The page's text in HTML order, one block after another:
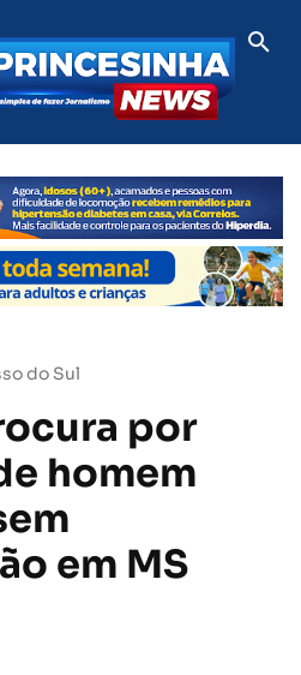
movido por Rose Modesto
do Sul
por
homem
em MS